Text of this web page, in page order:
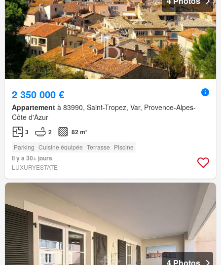
2 350 000 €
Appartement à 83990, Saint-Tropez, Var, Provence-Alpes-
Côte d'Azur
3 2 82 m²
Parking Cuisine équipée Terrasse Piscine
Il y a 30+ jours
LUXURYESTATE
4 Photos